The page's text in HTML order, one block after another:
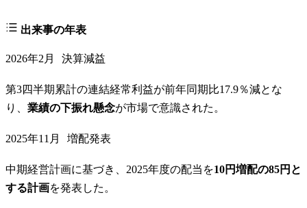
出来事の年表
2026年2月 決算減益
第3四半期累計の連結経常利益が前年同期比17.9％減とな
り、 業績の下振れ懸念が市場で意識された。
2025年11月 増配発表
中期経営計画に基づき、2025年度の配当を10円増配の85円と
する計画を発表した。